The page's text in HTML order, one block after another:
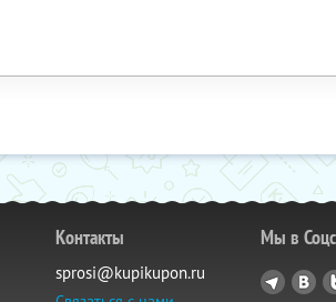
Контакты
sprosi@kupikupon.ru
Мы в